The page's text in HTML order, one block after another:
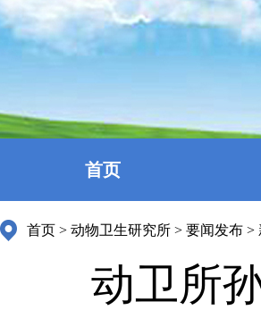
首页
首页 > 动物卫生研究所 > 要闻发布 >
动卫所